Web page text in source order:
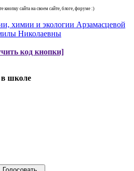
кнопку сайта на своем сайте, блоге, форуме :)
код кнопки]
школе